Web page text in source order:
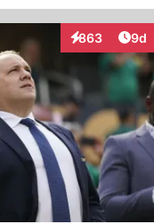
863
Interaktionen
9d